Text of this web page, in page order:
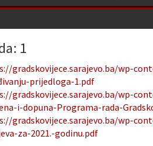
1
gradskovijece.sarajevo.ba/wp-
prijedloga-1.pdf
gradskovijece.sarajevo.ba/wp-
i-dopuna-Programa-rada-
gradskovijece.sarajevo.ba/wp-
za-2021.-godinu.pdf